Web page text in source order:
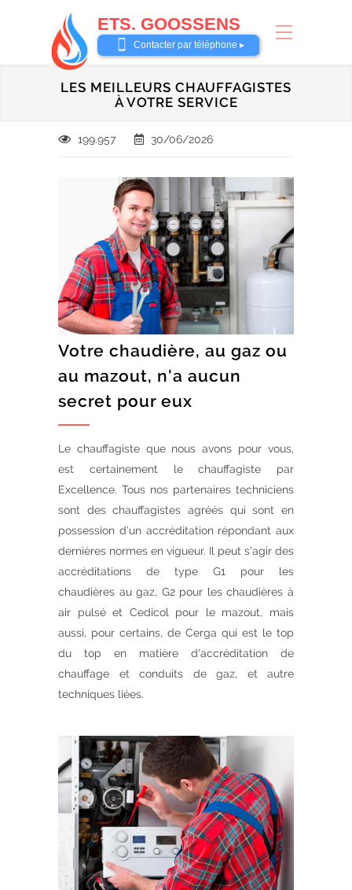
ETS. GOOSSENS
0485 58 62 32
Contacter par téléphone ▸
LES MEILLEURS CHAUFFAGISTES
À VOTRE SERVICE
199.957 30/06/2026
Votre chaudière, au gaz ou
au mazout, n'a aucun
secret pour eux
Le chauffagiste que nous avons pour vous,
est certainement le chauffagiste par
Excellence. Tous nos partenaires techniciens
sont des chauffagistes agréés qui sont en
possession d'un accréditation répondant aux
dernières normes en vigueur. Il peut s’agir des
accréditations de type G1 pour les
chaudières au gaz, G2 pour les chaudières à
air pulsé et Cedicol pour le mazout, mais
aussi, pour certains, de Cerga qui est le top
du top en matière d'accréditation de
chauffage et conduits de gaz, et autre
techniques liées.